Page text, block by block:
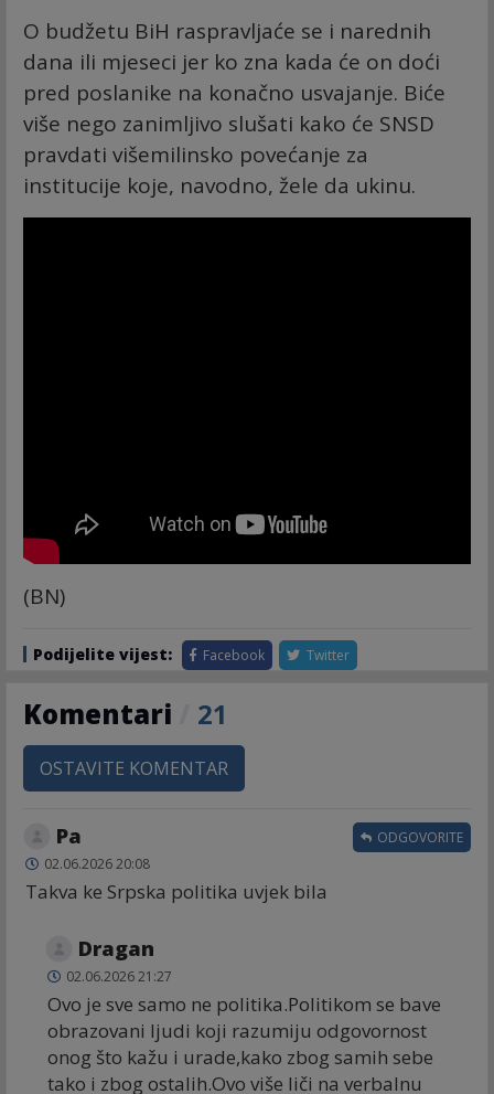
O budžetu BiH raspravljaće se i narednih
dana ili mjeseci jer ko zna kada će on doći
pred poslanike na konačno usvajanje. Biće
više nego zanimljivo slušati kako će SNSD
pravdati višemilinsko povećanje za
institucije koje, navodno, žele da ukinu.
(BN)
Podijelite vijest: Facebook Twitter
Komentari 21
OSTAVITE KOMENTAR
Pa
02.06.2026 20:08
Takva ke Srpska politika uvjek bila
ODGOVORITE
Dragan
02.06.2026 21:27
Ovo je sve samo ne politika.Politikom se bave
obrazovani ljudi koji razumiju odgovornost
onog što kažu i urade,kako zbog samih sebe
tako i zbog ostalih.Ovo više liči na verbalnu